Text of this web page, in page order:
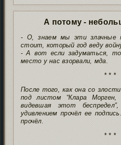
А потому -
- О, знаем мы эти злачные
стоит, который год веду
- А вот если задуматься,
место у нас взорвали, мда.
* * *
После того, как она со
под листом “Клара
видевшая этот
удивлением прочёл ее
прочёл.
* * *